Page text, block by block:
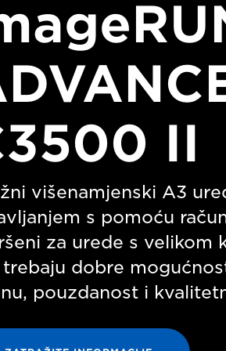
II
višenamjenski A3
s pomoću
za urede s velikom
trebaju dobre
pouzdanost i